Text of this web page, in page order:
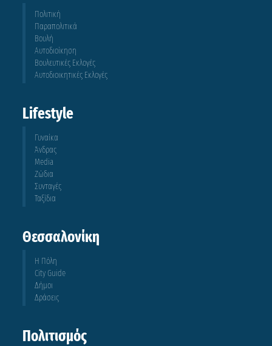
Πολιτική
Παραπολιτικά
Βουλή
Αυτοδιοίκηση
Βουλευτικές Εκλογές
Αυτοδιοικητικές Εκλογές
Lifestyle
Γυναίκα
Άνδρας
Media
Ζώδια
Συνταγές
Ταξίδια
Θεσσαλονίκη
Η Πόλη
City Guide
Δήμοι
Δράσεις
Πολιτισμός